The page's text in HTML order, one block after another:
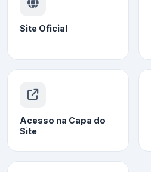
Site Oficial
Acesso na Capa do
Site